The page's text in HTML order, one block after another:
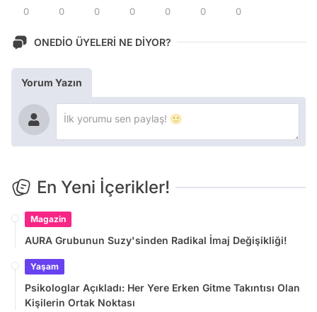
0 0 0 0 0 0 0
ONEDİO ÜYELERİ NE DİYOR?
Yorum Yazın
En Yeni İçerikler!
Magazin
AURA Grubunun Suzy'sinden Radikal İmaj Değişikliği!
Yaşam
Psikologlar Açıkladı: Her Yere Erken Gitme Takıntısı Olan
Kişilerin Ortak Noktası